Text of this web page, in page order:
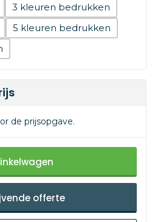
3
5
de prijsopgave.
offerte